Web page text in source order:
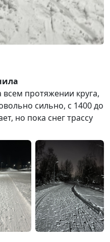
протяжении круга,
сильно, с 1400 до
но пока снег трассу